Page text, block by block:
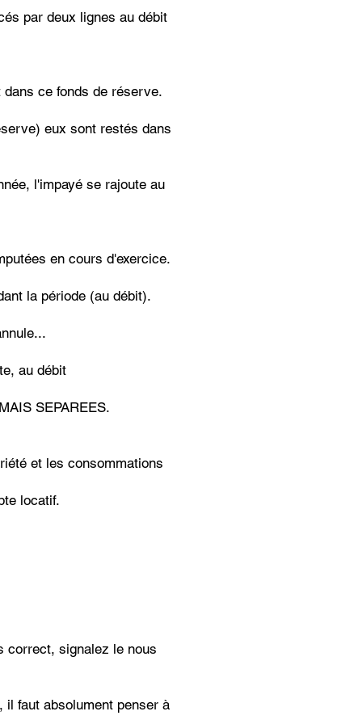
par deux lignes au débit
ce fonds de réserve.
eux sont restés dans
l'impayé se rajoute au
en cours d'exercice.
la période (au débit).
au débit
SEPAREES.
et les consommations
locatif.
correct, signalez le nous
faut absolument penser à